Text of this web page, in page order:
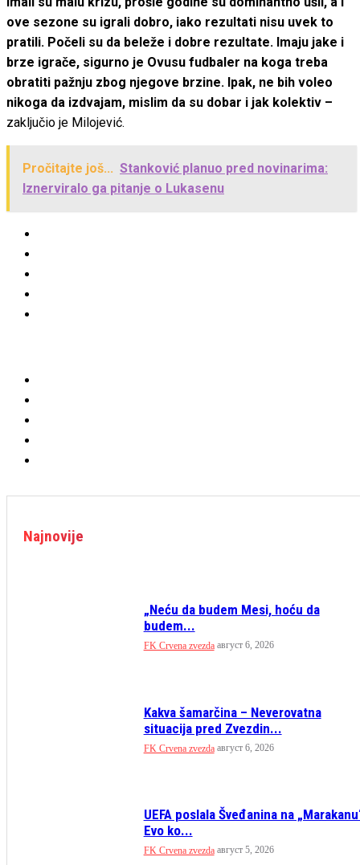
ove sezone su igrali dobro, iako rezultati nisu uvek to
pratili. Počeli su da beleže i dobre rezultate. Imaju jake i
brze igrače, sigurno je Ovusu fudbaler na koga treba
obratiti pažnju zbog njegove brzine. Ipak, ne bih voleo
nikoga da izdvajam, mislim da su dobar i jak kolektiv –
zaključio je Milojević.
Pročitajte još... Stanković planuo pred novinarima:
Iznerviralo ga pitanje o Lukasenu
Najnovije
„Neću da budem Mesi, hoću da
budem...
FK Crvena zvezda август 6, 2026
Kakva šamarčina – Neverovatna
situacija pred Zvezdin...
FK Crvena zvezda август 6, 2026
UEFA poslala Šveđanina na
Evo ko...
FK Crvena zvezda август 5, 2026